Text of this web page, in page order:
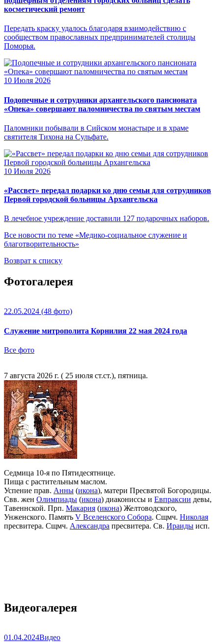
косметический ремонт
Передать краску удалось благодаря взаимодействию с
сообществом православных предпринимателей столицы
Поморья.
10 Июля 2026
Подопечные и сотрудники архангельского пансионата
«Опека» совершают паломничества по святым местам
Паломники побывали в Сийском монастыре и в храме
святителя Тихона на Сульфате.
10 Июля 2026
«Рассвет» передал подарки ко дню семьи для сотрудников
Первой городской больницы Архангельска
В лечебное учреждение доставили 127 подарочных наборов.
Все новости по теме «Медико-социальное служение и
благотворительность»
Возврат к списку
Фотогалерея
22.05.2024 (48 фото)
Служение митрополита Корнилия 22 мая 2024 года
Все фото
7 августа 2026 г. ( 25 июля ст.ст.), пятница.
Седмица 10-я по Пятидесятнице.
Пища с растительным маслом.
Успение прав. Анны (икона), матери Пресвятой Богородицы.
Свв. жен Олимпиады (икона) диакониссы и Евпраксии девы,
Тавеннской. Прп. Макария (икона) Желтоводского,
Унженского. Память V Вселенского Собора. Сщмч. Николая
пресвитера. Сщмч. Александра пресвитера. Св. Ираиды исп.
Видеогалерея
01.04.2024Видео